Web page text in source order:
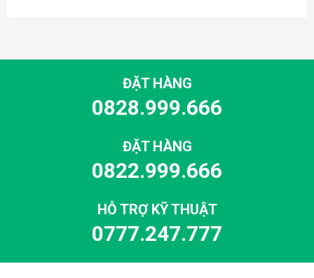
ĐẶT HÀNG
0828.999.666
ĐẶT HÀNG
0822.999.666
HỖ TRỢ KỸ THUẬT
0777.247.777